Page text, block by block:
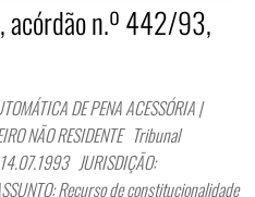
acórdão n.º 442/93,
DE PENA ACESSÓRIA |
NÃO RESIDENTE Tribunal
JURISDIÇÃO:
Recurso de constitucionalidade